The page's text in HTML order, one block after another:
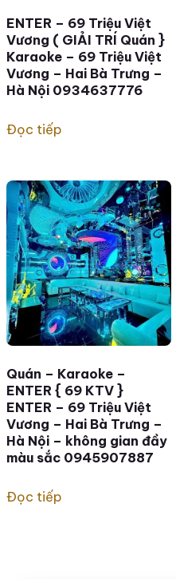
ENTER – 69 Triệu Việt
Vương ( GIẢI TRÍ Quán }
Karaoke – 69 Triệu Việt
Vương – Hai Bà Trưng –
Hà Nội 0934637776
Đọc tiếp
Quán – Karaoke –
ENTER { 69 KTV }
ENTER – 69 Triệu Việt
Vương – Hai Bà Trưng –
Hà Nội – không gian đầy
màu sắc 0945907887
Đọc tiếp